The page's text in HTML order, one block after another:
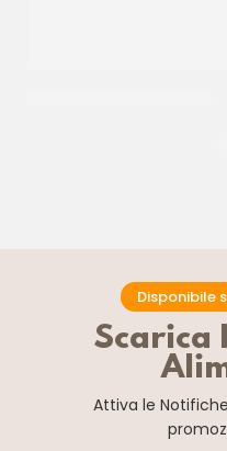
Disponibile
Scarica
Attiva le